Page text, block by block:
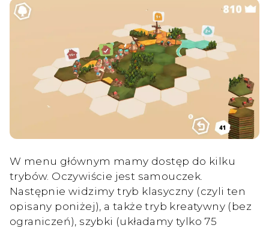
W menu głównym mamy dostęp do kilku
trybów. Oczywiście jest samouczek.
Następnie widzimy tryb klasyczny (czyli ten
opisany poniżej), a także tryb kreatywny (bez
ograniczeń), szybki (układamy tylko 75